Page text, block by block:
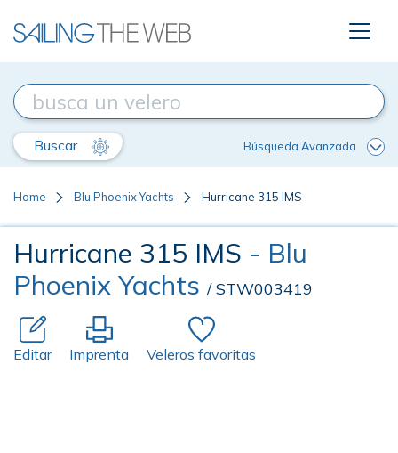
Buscar Búsqueda Avanzada
Home Blu Phoenix Yachts Hurricane 315 IMS
Hurricane 315 IMS - Blu
Phoenix Yachts / STW003419
Editar Imprenta Veleros favoritas